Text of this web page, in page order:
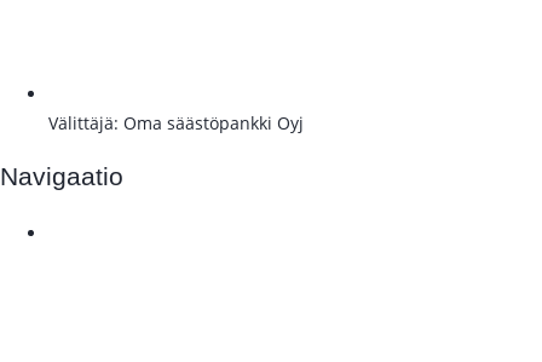
Välittäjä: Oma säästöpankki Oyj
Navigaatio